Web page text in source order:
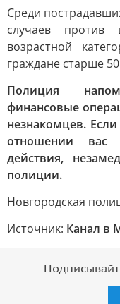
Среди
случаев против
возрастной
граждане старше 50
Полиция
финансовые
незнакомцев.
отношении вас
действия,
полиции.
Новгородская
Источник: Канал в